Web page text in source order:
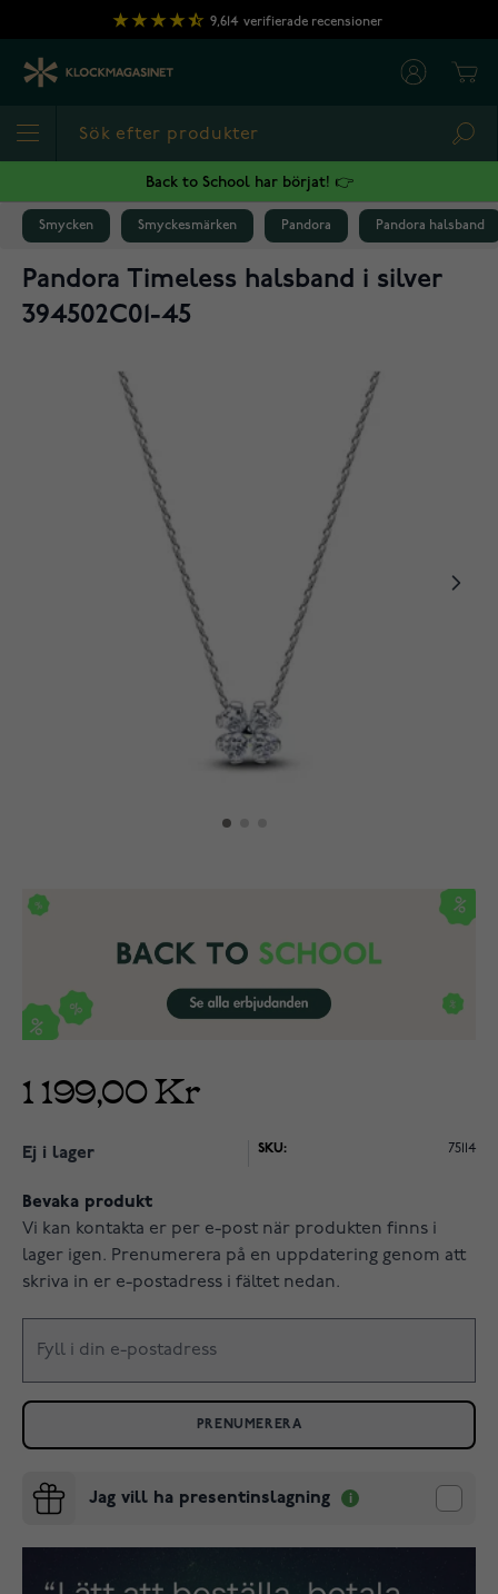
Hoppa till innehållet
9,614 verifierade recensioner
Back to School har börjat! 👉
Smycken Smyckesmärken Pandora Pandora halsband
Pandora Timeless halsband i silver
394502C01-45
1 199,00 Kr
Ej i lager SKU: 75114
Bevaka produkt
Vi kan kontakta er per e-post när produkten finns i
lager igen. Prenumerera på en uppdatering genom att
skriva in er e-postadress i fältet nedan.
PRENUMERERA
Jag vill ha presentinslagning